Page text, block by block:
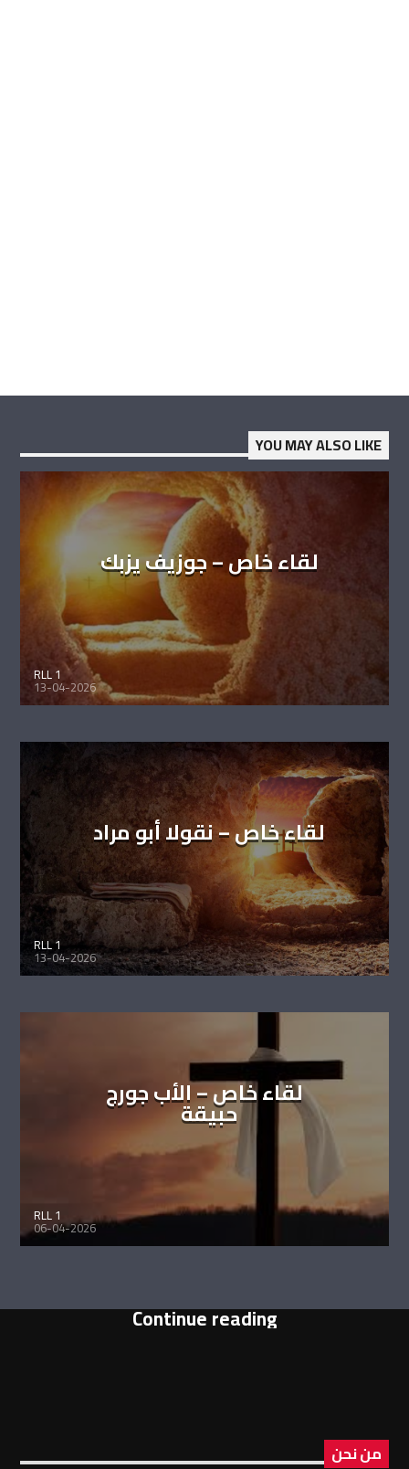
YOU MAY ALSO LIKE
لقاء خاص – جوزيف يزبك
RLL 1
13-04-2026
لقاء خاص – نقولا أبو مراد
RLL 1
13-04-2026
لقاء خاص – الأب جورج
حبيقة
RLL 1
06-04-2026
Continue reading
من نحن